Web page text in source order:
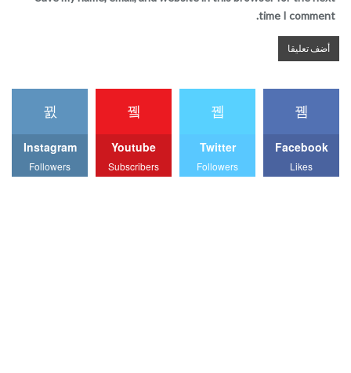
time I comment.
Facebook
Likes
Twitter
Followers
Youtube
Subscribers
Instagram
Followers